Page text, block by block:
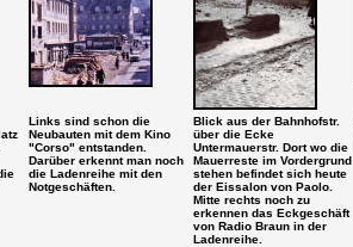
Links sind schon die
Neubauten mit dem Kino
"Corso" entstanden.
Darüber erkennt man noch
die Ladenreihe mit den
Notgeschäften.
Blick aus der Bahnhofstr.
über die Ecke
Untermauerstr. Dort wo die
Mauerreste im Vordergrund
stehen befindet sich heute
der Eissalon von Paolo.
Mitte rechts noch zu
erkennen das Eckgeschäft
von Radio Braun in der
Ladenreihe.